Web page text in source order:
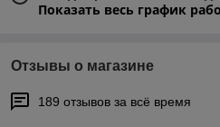
Показать весь график
Отзывы о магазине
189 отзывов за всё время